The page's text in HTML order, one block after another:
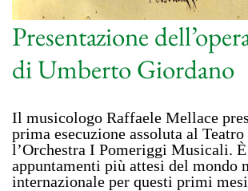
Presentazione
di Umberto Giordano
Il musicologo Raffaele Mellace
prima esecuzione assoluta al
l’Orchestra I Pomeriggi Musicali.
appuntamenti più attesi del mondo
internazionale per questi primi